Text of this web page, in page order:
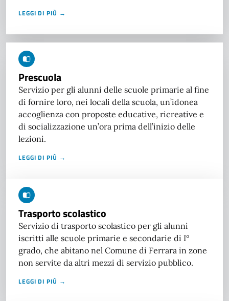
LEGGI DI PIÙ →
Prescuola
Servizio per gli alunni delle scuole primarie al fine
di fornire loro, nei locali della scuola, un’idonea
accoglienza con proposte educative, ricreative e
di socializzazione un’ora prima dell’inizio delle
lezioni.
LEGGI DI PIÙ →
Trasporto scolastico
Servizio di trasporto scolastico per gli alunni
iscritti alle scuole primarie e secondarie di I°
grado, che abitano nel Comune di Ferrara in zone
non servite da altri mezzi di servizio pubblico.
LEGGI DI PIÙ →